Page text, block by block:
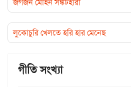
জগজন মোহন সঙ্কটহারী
লুকোচুরি খেলতে হরি হার মেনেছ
গীতি সংখ্যা